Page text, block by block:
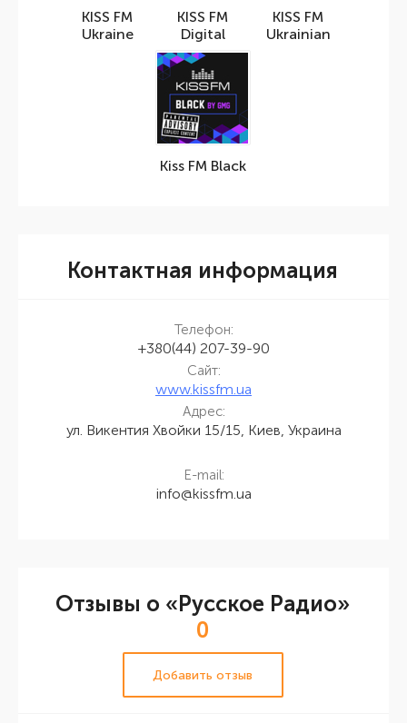
KISS FM
Ukraine
KISS FM
Digital
KISS FM
Ukrainian
Kiss FM Black
Контактная информация
Телефон:
+380(44) 207-39-90
Сайт:
www.kissfm.ua
Адрес:
ул. Викентия Хвойки 15/15, Киев, Украина
E-mail:
info@kissfm.ua
Отзывы о «Русское Радио»
0
Добавить отзыв